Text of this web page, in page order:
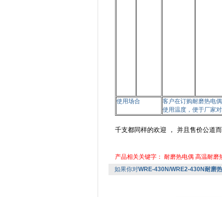
使用场合
客户在订购耐磨热电
使用温度，便于厂家
千支都同样的欢迎 ， 并且售价公道
产品相关关键字： 耐磨热电偶 高温耐磨
如果你对WRE-430N/WRE2-430N耐磨